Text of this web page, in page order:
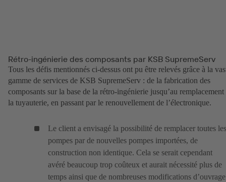
Rétro-ingénierie des composants par KSB SupremeServ
Tous les défis mentionnés ci-dessus ont pu être relevés grâce à la
gamme de services de KSB SupremeServ : de la fabrication des
composants sur la base de la rétro-ingénierie jusqu’au remplacement
la tuyauterie, en passant par le renouvellement de l’électronique.
Le client a envisagé la possibilité de remplacer toutes les
pompes par de nouvelles pompes importées, de
construction non identique. Cela se serait cependant
avéré beaucoup trop coûteux et aurait nécessité plus de
temps ainsi que de nombreuses modifications